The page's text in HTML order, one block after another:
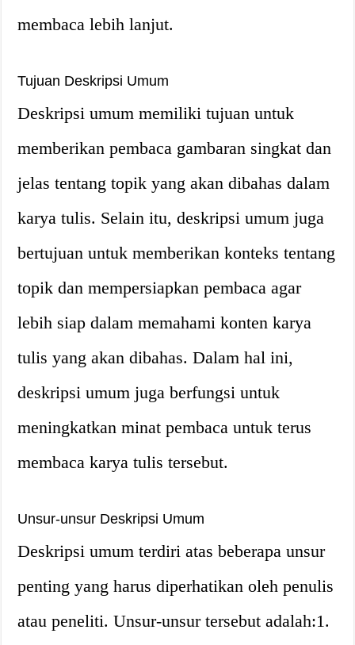
membaca lebih lanjut.
Tujuan Deskripsi Umum
Deskripsi umum memiliki tujuan untuk
memberikan pembaca gambaran singkat dan
jelas tentang topik yang akan dibahas dalam
karya tulis. Selain itu, deskripsi umum juga
bertujuan untuk memberikan konteks tentang
topik dan mempersiapkan pembaca agar
lebih siap dalam memahami konten karya
tulis yang akan dibahas. Dalam hal ini,
deskripsi umum juga berfungsi untuk
meningkatkan minat pembaca untuk terus
membaca karya tulis tersebut.
Unsur-unsur Deskripsi Umum
Deskripsi umum terdiri atas beberapa unsur
penting yang harus diperhatikan oleh penulis
atau peneliti. Unsur-unsur tersebut adalah:1.